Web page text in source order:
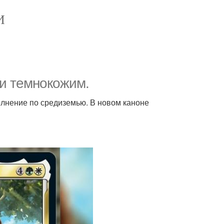
темнокожим.
по средиземью. В новом каноне